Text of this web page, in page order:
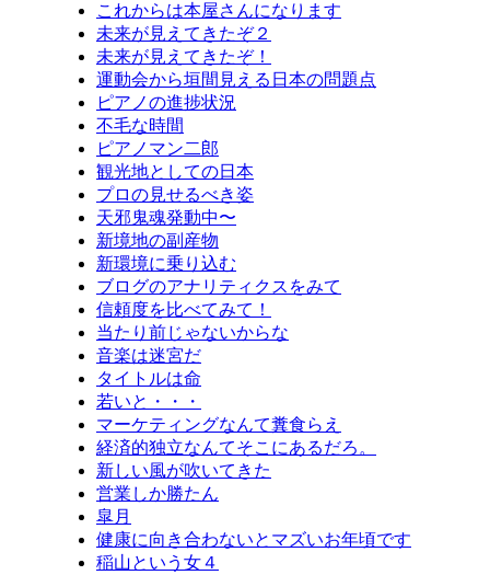
これからは本屋さんになります
未来が見えてきたぞ２
未来が見えてきたぞ！
運動会から垣間見える日本の問題点
ピアノの進捗状況
不毛な時間
ピアノマン二郎
観光地としての日本
プロの見せるべき姿
天邪鬼魂発動中〜
新境地の副産物
新環境に乗り込む
ブログのアナリティクスをみて
信頼度を比べてみて！
当たり前じゃないからな
音楽は迷宮だ
タイトルは命
若いと・・・
マーケティングなんて糞食らえ
経済的独立なんてそこにあるだろ。
新しい風が吹いてきた
営業しか勝たん
皐月
健康に向き合わないとマズいお年頃です
稲山という女４